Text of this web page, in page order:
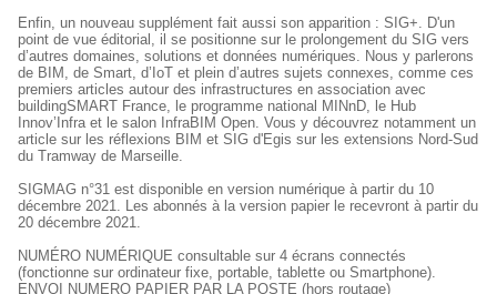
Enfin, un nouveau supplément fait aussi son apparition : SIG+. D'un
point de vue éditorial, il se positionne sur le prolongement du SIG vers
d’autres domaines, solutions et données numériques. Nous y parlerons
de BIM, de Smart, d’IoT et plein d’autres sujets connexes, comme ces
premiers articles autour des infrastructures en association avec
buildingSMART France, le programme national MINnD, le Hub
Innov’Infra et le salon InfraBIM Open. Vous y découvrez notamment un
article sur les réflexions BIM et SIG d'Egis sur les extensions Nord-Sud
du Tramway de Marseille.
SIGMAG n°31 est disponible en version numérique à partir du 10
décembre 2021. Les abonnés à la version papier le recevront à partir du
20 décembre 2021.
NUMÉRO NUMÉRIQUE consultable sur 4 écrans connectés
(fonctionne sur ordinateur fixe, portable, tablette ou Smartphone).
ENVOI NUMERO PAPIER PAR LA POSTE (hors routage)